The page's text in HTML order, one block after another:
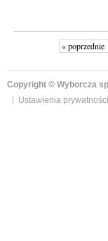
« poprzednie
Copyright © Wyborcza
Ustawienia prywatności